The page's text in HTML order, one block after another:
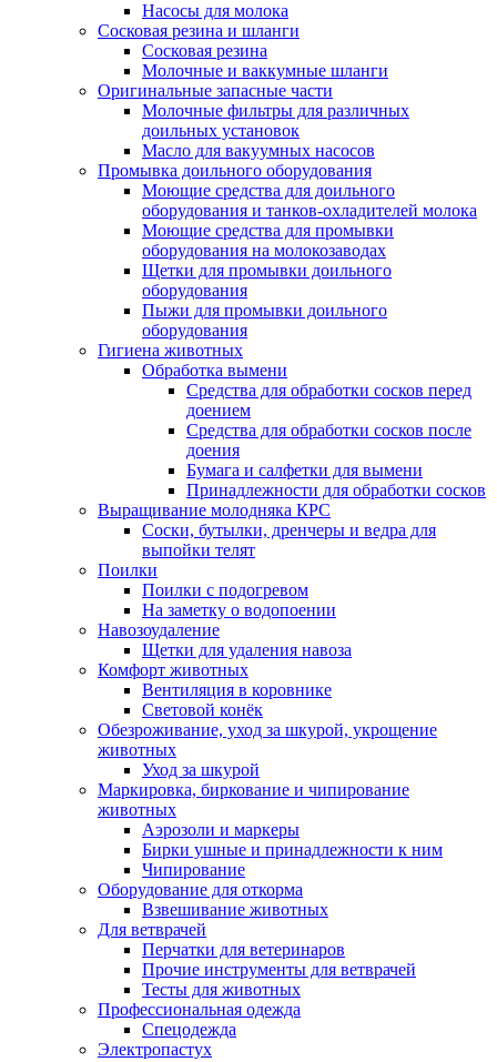
Насосы для молока
Сосковая резина и шланги
Сосковая резина
Молочные и ваккумные шланги
Оригинальные запасные части
Молочные фильтры для различных
доильных установок
Масло для вакуумных насосов
Промывка доильного оборудования
Моющие средства для доильного
оборудования и танков-охладителей молока
Моющие средства для промывки
оборудования на молокозаводах
Щетки для промывки доильного
оборудования
Пыжи для промывки доильного
оборудования
Гигиена животных
Обработка вымени
Средства для обработки сосков перед
доением
Средства для обработки сосков после
доения
Бумага и салфетки для вымени
Принадлежности для обработки сосков
Выращивание молодняка КРС
Соски, бутылки, дренчеры и ведра для
выпойки телят
Поилки
Поилки с подогревом
На заметку о водопоении
Навозоудаление
Щетки для удаления навоза
Комфорт животных
Вентиляция в коровнике
Световой конёк
Обезроживание, уход за шкурой, укрощение
животных
Уход за шкурой
Маркировка, биркование и чипирование
животных
Аэрозоли и маркеры
Бирки ушные и принадлежности к ним
Чипирование
Оборудование для откорма
Взвешивание животных
Для ветврачей
Перчатки для ветеринаров
Прочие инструменты для ветврачей
Тесты для животных
Профессиональная одежда
Cпецодежда
Электропастух